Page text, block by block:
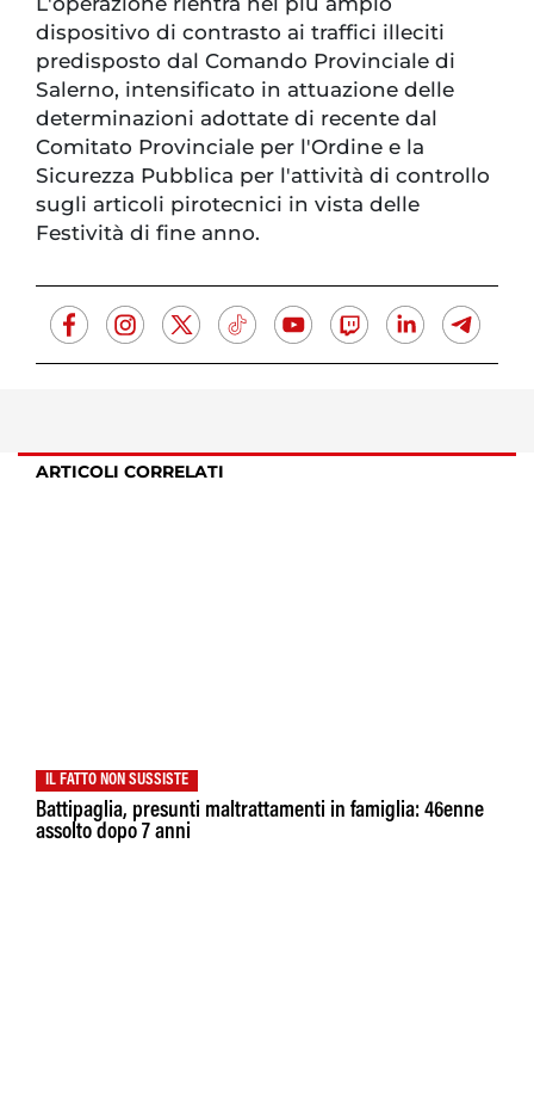
dispositivo di contrasto ai traffici illeciti
predisposto dal Comando Provinciale di
Salerno, intensificato in attuazione delle
determinazioni adottate di recente dal
Comitato Provinciale per l'Ordine e la
Sicurezza Pubblica per l'attività di controllo
sugli articoli pirotecnici in vista delle
Festività di fine anno.
ARTICOLI CORRELATI
IL FATTO NON SUSSISTE
Battipaglia, presunti maltrattamenti in famiglia: 46enne
assolto dopo 7 anni